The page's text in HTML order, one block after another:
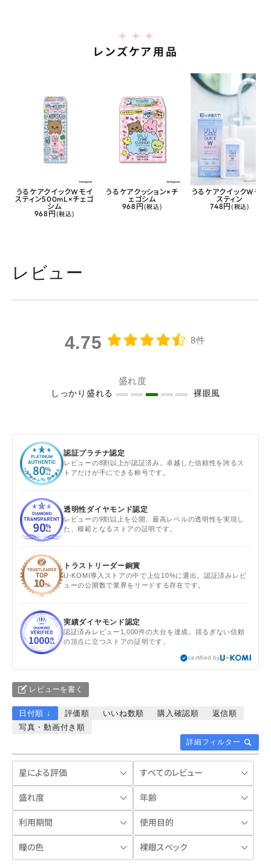
レンズケア用品
うるケアクイックWモイ
スティン500mL×チェゴ
シム
968円 (税込)
うるケアクッション×チ
ェゴシム
968円 (税込)
うるケアクイックWモイ
スティン
748円 (税込)
レビュー
4.75 8件
盛れ度
しっかり盛れる 裸眼風
認証プラチナ認定
レビューの8割以上が認証済み。卓越した信頼性を誇るス
トアだけが手にできる称号です。
透明性ダイヤモンド認定
レビューの9割以上を公開。最高レベルの透明性を実現し
た、模範となるストアの証明です。
トラストリーダー銅賞
U-KOMI導入ストアの中で上位10%に選出。認証済みレビ
ューの公開数で業界をリードする存在です。
実績ダイヤモンド認定
認証済みレビュー1,000件の大台を達成。揺るぎない信頼
の頂点に立つストアの証明です。
certified by
レビューを書く
詳細フィルター
日付順 ↓ 評価順 いいね数順 購入確認順
返信順
写真・動画付き順